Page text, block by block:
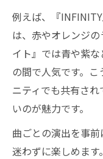
例えば、『
は、赤やオレンジ
イト』では青や紫
の間で人気です。
ニティでも共有さ
いのが魅力です。
曲ごとの演出を事
迷わずに楽しめま